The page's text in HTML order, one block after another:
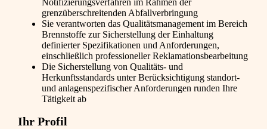
Notifizierungsverfahren im Rahmen der
grenzüberschreitenden Abfallverbringung
Sie verantworten das Qualitätsmanagement im Bereich
Brennstoffe zur Sicherstellung der Einhaltung
definierter Spezifikationen und Anforderungen,
einschließlich professioneller Reklamationsbearbeitung
Die Sicherstellung von Qualitäts- und
Herkunftsstandards unter Berücksichtigung standort-
und anlagenspezifischer Anforderungen runden Ihre
Tätigkeit ab
Ihr Profil